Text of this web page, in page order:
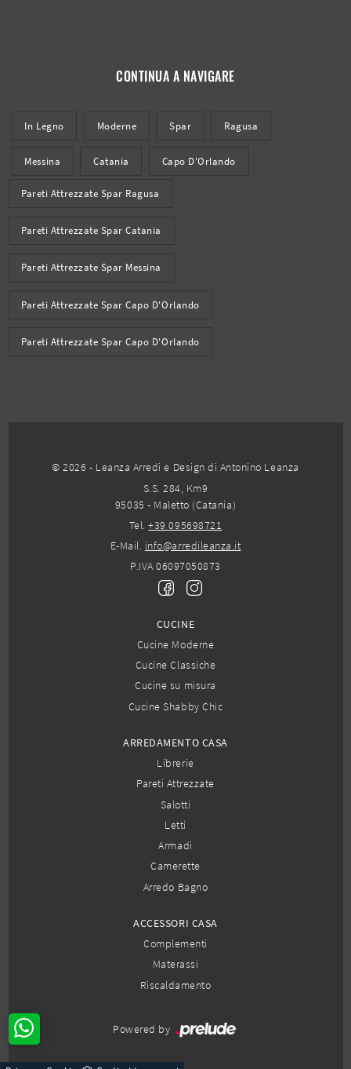
CONTINUA A NAVIGARE
In Legno Moderne Spar Ragusa
Messina Catania Capo D'Orlando
Pareti Attrezzate Spar Ragusa
Pareti Attrezzate Spar Catania
Pareti Attrezzate Spar Messina
Pareti Attrezzate Spar Capo D'Orlando
Pareti Attrezzate Spar Capo D'Orlando
© 2026 - Leanza Arredi e Design di Antonino Leanza
S.S. 284, Km9
95035 - Maletto (Catania)
Tel.+39 095698721
E-Mail. info@arredileanza.it
P.IVA 06097050873
CUCINE
Cucine Moderne
Cucine Classiche
Cucine su misura
Cucine Shabby Chic
ARREDAMENTO CASA
Librerie
Pareti Attrezzate
Salotti
Letti
Armadi
Camerette
Arredo Bagno
ACCESSORI CASA
Complementi
Materassi
Riscaldamento
Powered by